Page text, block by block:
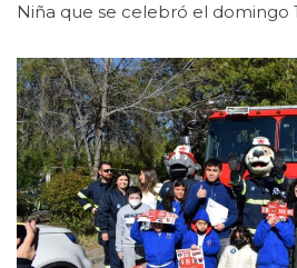
Niña que se celebró el domingo